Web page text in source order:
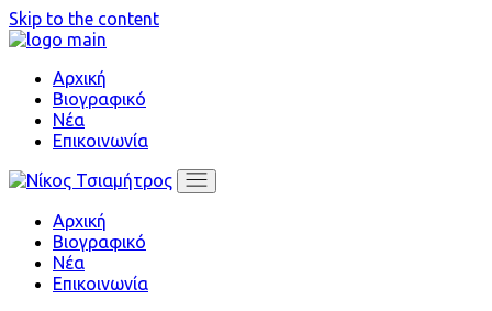
Skip to the content
Αρχική
Βιογραφικό
Νέα
Επικοινωνία
Αρχική
Βιογραφικό
Νέα
Επικοινωνία